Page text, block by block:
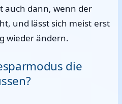
auch dann, wenn der
und lässt sich meist erst
wieder ändern.
die